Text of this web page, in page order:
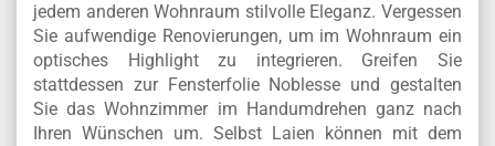
jedem anderen Wohnraum stilvolle Eleganz. Vergessen
Sie aufwendige Renovierungen, um im Wohnraum ein
optisches Highlight zu integrieren. Greifen Sie
stattdessen zur Fensterfolie Noblesse und gestalten
Sie das Wohnzimmer im Handumdrehen ganz nach
Ihren Wünschen um. Selbst Laien können mit dem